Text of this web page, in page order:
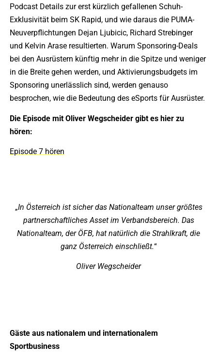
Podcast Details zur erst kürzlich gefallenen Schuh-
Exklusivität beim SK Rapid, und wie daraus die PUMA-
Neuverpflichtungen Dejan Ljubicic, Richard Strebinger
und Kelvin Arase resultierten. Warum Sponsoring-Deals
bei den Ausrüstern künftig mehr in die Spitze und weniger
in die Breite gehen werden, und Aktivierungsbudgets im
Sponsoring unerlässlich sind, werden genauso
besprochen, wie die Bedeutung des eSports für Ausrüster.
Die Episode mit Oliver Wegscheider gibt es hier zu
hören:
Episode 7 hören
„In Österreich ist sicher das Nationalteam unser größtes
partnerschaftliches Asset im Verbandsbereich. Das
Nationalteam, der ÖFB, hat natürlich die Strahlkraft, die
ganz Österreich einschließt.“
Oliver Wegscheider
Gäste aus nationalem und internationalem
Sportbusiness